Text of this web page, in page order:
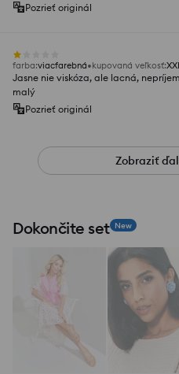
Pozrieť originál
farba:viacfarebná kupovaná veľkosť:
Jasne nie viskóza, ale lacná,
malý
Pozrieť originál
Zobraziť
Dokončite set New